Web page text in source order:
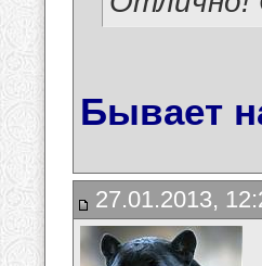
Бывает
27.01.2013,